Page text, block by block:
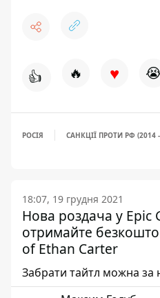
👍 🔥 ♥
РОСІЯ САНКЦІЇ ПРОТИ РФ (2014
18:07, 19 грудня 2021
Нова роздача у Epic
отримайте
of Ethan Carter
Забрати тайтл можна за